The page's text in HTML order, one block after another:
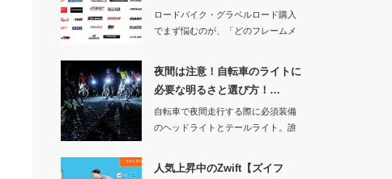
ロードバイク・グラベルロード購入
でまず悩むのが、「どのフレームメ
夜間は注意！自転車のライトに
必要な明るさと選び方！…
自転車で夜間走行する際に必須装備
のヘッドライトとテールライト。誰
人気上昇中のZwift【ズイフ